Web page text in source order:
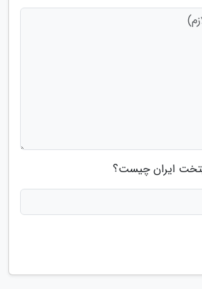
ایران چیست؟